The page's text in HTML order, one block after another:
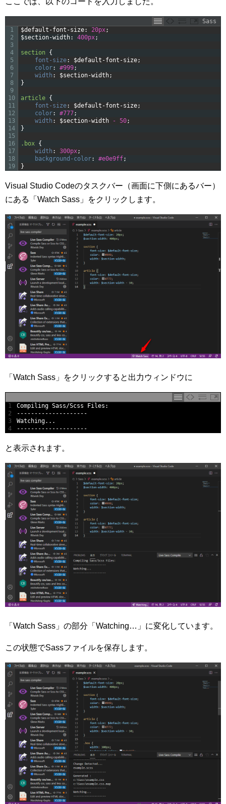
Sass
1
2
3
4
5
6
7
8
9
10
11
12
13
14
15
16
17
18
19
$default-font-size: 20px;
$section-width: 400px;
section {
font-size: $default-font-size;
color: #999;
width : $section-width;
}
article {
font-size: $default-font-size;
color: #777;
width : $section-width - 50;
}
.box {
width : 300px;
background-color: #e0e9ff;
}
Visual Studio Codeのタスクバー（画面に下側にあるバー）
にある「Watch Sass」をクリックします。
「Watch Sass」をクリックすると出力ウィンドウに
1
2
3
4
Compiling Sass/Scss Files :
--------------------
Watching. . .
--------------------
と表示されます。
「Watch Sass」の部分「Watching…」に変化しています。
この状態でSassファイルを保存します。